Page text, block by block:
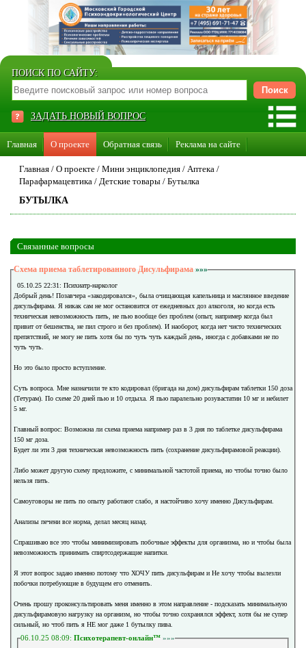
ПОИСК ПО САЙТУ:
ЗАДАТЬ НОВЫЙ ВОПРОС
Главная О проекте Обратная связь Реклама на сайте
Стать консультантом нашего сайта
Главная / О проекте / Мини энциклопедия / Аптека /
Парафармацевтика / Детские товары / Бутылка
БУТЫЛКА
Связанные вопросы
Схема приема таблетированного Дисульфирама »»»
05.10.25 22:31: Психиатр-нарколог
Добрый день! Позавчера «закодировался», была очищающая капельница и маслянное введение
дисульфирама. Я никак сам не мог остановится от ежедневных доз алкоголя, но когда есть
техническая невозможность пить, не пью вообще без проблем (опыт, например когда был
привит от бешенства, не пил строго и без проблем). И наоборот, когда нет чисто технических
препятствий, не могу не пить хотя бы по чуть чуть каждый день, иногда с добавками не по
чуть чуть.
Но это было просто вступление.
Суть вопроса. Мне назначили те кто кодировал (бригада на дом) дисульфирам таблетки 150 доза
(Тетурам). По схеме 20 дней пью и 10 отдыха. Я пью паралельно розувастатин 10 мг и небилет
5 мг.
Главный вопрос: Возможна ли схема приема например раз в 3 дня по таблетке дисульфирама
150 мг доза.
Будет ли эти 3 дня техническая невозможность пить (сохранение дисульфирамовой реакции).
Либо может другую схему предложите, с минимальной частотой приема, но чтобы точно было
нельзя пить.
Самоуговоры не пить по опыту работают слабо, я настойчиво хочу именно Дисульфирам.
Анализы печени все норма, делал месяц назад.
Спрашиваю все это чтобы минимизировать побочные эффекты для организма, но и чтобы была
невозможность принимать спиртсодержащие напитки.
Я этот вопрос задаю именно потому что ХОЧУ пить дисульфирам и Не хочу чтобы вылезли
побочки потребующие в будущем его отменить.
Очень прошу проконсультировать меня именно в этом направление - подсказать минимальную
дисульфирамовую нагрузку на организм, но чтобы точно сохранялся эффект, хотя бы не супер
сильный, но чтоб пить я НЕ мог даже 1 бутылку пива.
06.10.25 08:09: Психотерапевт-онлайн™ »»»